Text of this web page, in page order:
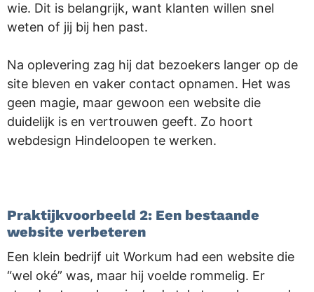
wie. Dit is belangrijk, want klanten willen snel
weten of jij bij hen past.
Na oplevering zag hij dat bezoekers langer op de
site bleven en vaker contact opnamen. Het was
geen magie, maar gewoon een website die
duidelijk is en vertrouwen geeft. Zo hoort
webdesign Hindeloopen te werken.
Praktijkvoorbeeld 2: Een bestaande
website verbeteren
Een klein bedrijf uit Workum had een website die
“wel oké” was, maar hij voelde rommelig. Er